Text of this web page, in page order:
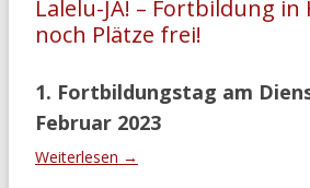
Lalelu-JA! – Fortbildung in
noch Plätze frei!
1. Fortbildungstag am
Februar 2023
Weiterlesen →